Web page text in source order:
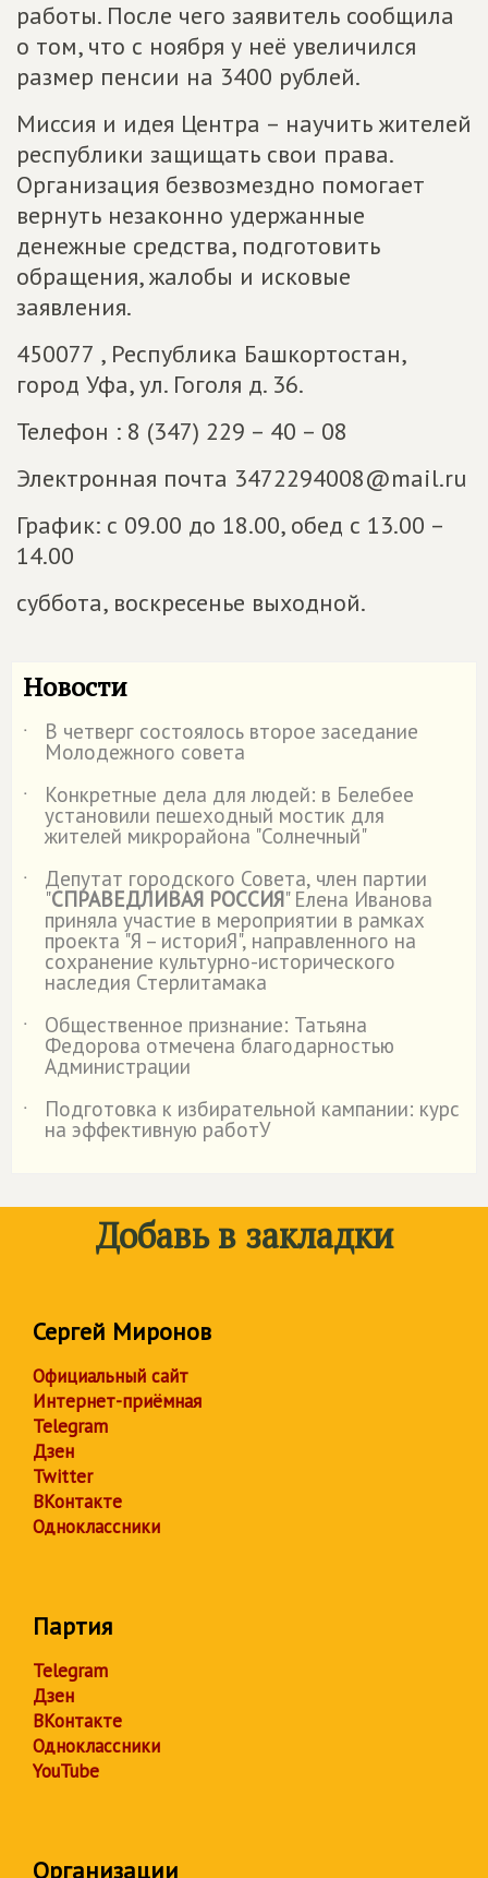
работы. После чего заявитель сообщила
о том, что с ноября у неё увеличился
размер пенсии на 3400 рублей.
Миссия и идея Центра – научить жителей
республики защищать свои права.
Организация безвозмездно помогает
вернуть незаконно удержанные
денежные средства, подготовить
обращения, жалобы и исковые
заявления.
450077 , Республика Башкортостан,
город Уфа, ул. Гоголя д. 36.
Телефон : 8 (347) 229 – 40 – 08
Электронная почта 3472294008@mail.ru
График: с 09.00 до 18.00, обед с 13.00 –
14.00
суббота, воскресенье выходной.
Новости
˙ В четверг состоялось второе заседание
Молодежного совета
˙
Конкретные дела для людей: в Белебее
установили пешеходный мостик для
жителей микрорайона "Солнечный"
˙
Депутат городского Совета, член партии
"СПРАВЕДЛИВАЯ РОССИЯ" Елена Иванова
приняла участие в мероприятии в рамках
проекта "Я – историЯ", направленного на
сохранение культурно-исторического
наследия Стерлитамака
˙
Общественное признание: Татьяна
Федорова отмечена благодарностью
Администрации
˙
Подготовка к избирательной кампании: курс
на эффективную работУ
Добавь в закладки
Сергей Миронов
Официальный сайт
Интернет-приёмная
Telegram
Дзен
Twitter
ВКонтакте
Одноклассники
Партия
Telegram
Дзен
ВКонтакте
Одноклассники
YouTube
Организации